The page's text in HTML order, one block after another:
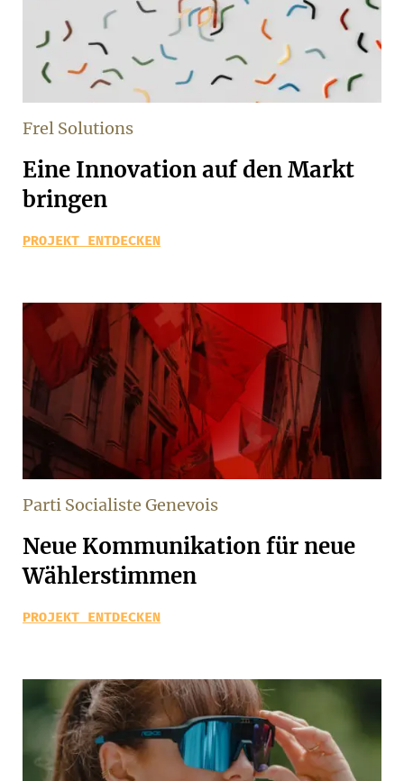
Frel Solutions
Eine Innovation auf den Markt
bringen
PROJEKT ENTDECKEN
Parti Socialiste Genevois
Neue Kommunikation für neue
Wählerstimmen
PROJEKT ENTDECKEN